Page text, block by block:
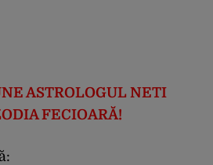
ASTROLOGUL NETI
FECIOARĂ!